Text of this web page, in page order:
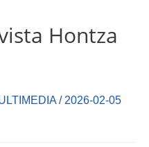
Hontza
/ 2026-02-05